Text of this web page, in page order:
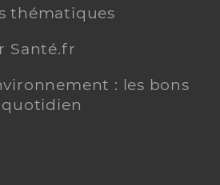
thématiques
Santé.fr
: les bons
quotidien